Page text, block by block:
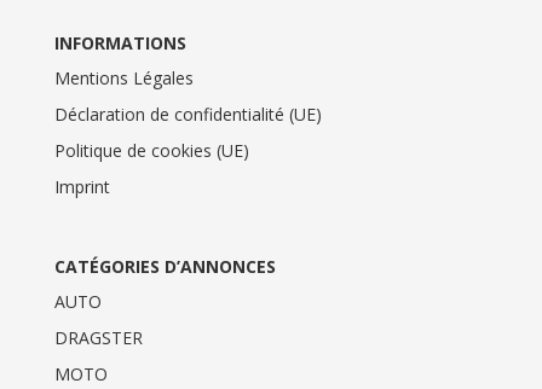
INFORMATIONS
Mentions Légales
Déclaration de confidentialité (UE)
Politique de cookies (UE)
Imprint
CATÉGORIES D’ANNONCES
AUTO
DRAGSTER
MOTO